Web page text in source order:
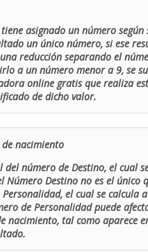
asignado un número
un único número, si ese
reducción separando el
a un número menor a 9, se
online gratis que realiza
de dicho valor.
nacimiento
del número de Destino, el cual
Número Destino no es el único
el cual se calcula
de Personalidad puede
nacimiento, tal como aparece